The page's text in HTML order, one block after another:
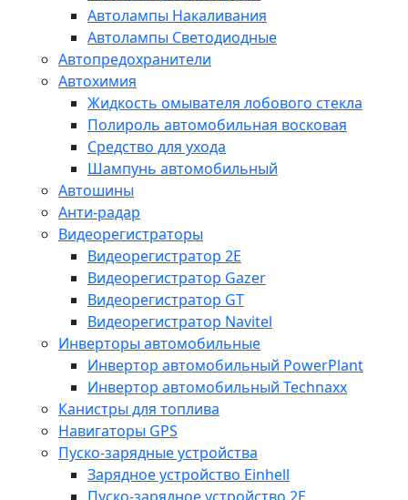
Автолампы Накаливания
Автолампы Светодиодные
Автопредохранители
Автохимия
Жидкость омывателя лобового стекла
Полироль автомобильная восковая
Средство для ухода
Шампунь автомобильный
Автошины
Анти-радар
Видеорегистраторы
Видеорегистратор 2E
Видеорегистратор Gazer
Видеорегистратор GT
Видеорегистратор Navitel
Инверторы автомобильные
Инвертор автомобильный PowerPlant
Инвертор автомобильный Technaxx
Канистры для топлива
Навигаторы GPS
Пуско-зарядные устройства
Зарядное устройство Einhell